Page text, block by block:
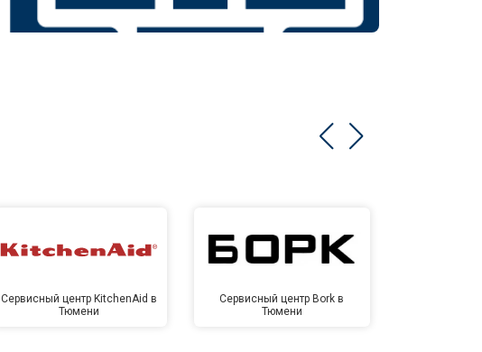
Сервисный центр KitchenAid в
Тюмени
Сервисный центр Bork в
Тюмени